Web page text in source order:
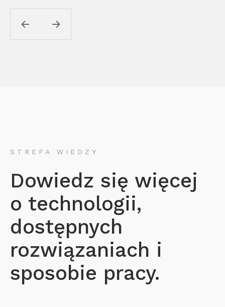
STREFA WIEDZY
Dowiedz się więcej
o technologii,
dostępnych
rozwiązaniach i
sposobie pracy.